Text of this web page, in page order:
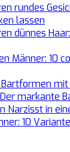
rundes
lassen
dünnes
Männer: 10
mit
markante
Narzisst in
10